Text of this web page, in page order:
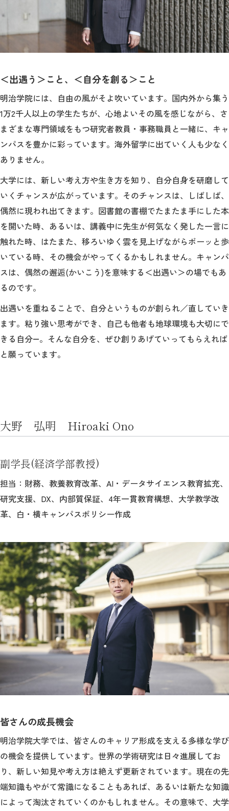
＜出遇う＞こと、＜自分を創る＞こと
明治学院には、自由の風がそよ吹いています。国内外から集う
1万2千人以上の学生たちが、心地よいその風を感じながら、さ
まざまな専門領域をもつ研究者教員・事務職員と一緒に、キャ
ンパスを豊かに彩っています。海外留学に出ていく人も少なく
ありません。
大学には、新しい考え方や生き方を知り、自分自身を研磨して
いくチャンスが広がっています。そのチャンスは、しばしば、
偶然に現われ出てきます。図書館の書棚でたまたま手にした本
を開いた時、あるいは、講義中に先生が何気なく発した一言に
触れた時、はたまた、移ろいゆく雲を見上げながらボーッと歩
いている時、その機会がやってくるかもしれません。キャンパ
スは、偶然の邂逅(かいこう)を意味する＜出遇い＞の場でもあ
るのです。
出遇いを重ねることで、自分というものが創られ／直していき
ます。粘り強い思考ができ、自己も他者も地球環境も大切にで
きる自分―。そんな自分を、ぜひ創りあげていってもらえれば
と願っています。
大野 弘明 Hiroaki Ono
副学長(経済学部教授)
担当：財務、教養教育改革、AI・データサイエンス教育拡充、
研究支援、DX、内部質保証、4年一貫教育構想、大学教学改
革、白・横キャンパスポリシー作成
皆さんの成長機会
明治学院大学では、皆さんのキャリア形成を支える多様な学び
の機会を提供しています。世界の学術研究は日々進展してお
り、新しい知見や考え方は絶えず更新されています。現在の先
端知識もやがて常識になることもあれば、あるいは新たな知識
によって淘汰されていくのかもしれません。その意味で、大学